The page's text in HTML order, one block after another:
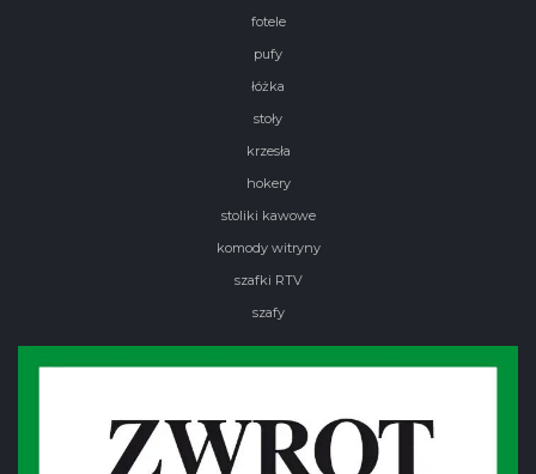
fotele
pufy
łóżka
stoły
krzesła
hokery
stoliki kawowe
komody witryny
szafki RTV
szafy